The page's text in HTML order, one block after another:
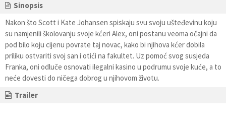
Sinopsis
Nakon što Scott i Kate Johansen spiskaju svu svoju ušteđevinu koju
su namjenili školovanju svoje kćeri Alex, oni postanu veoma očajni da
pod bilo koju cijenu povrate taj novac, kako bi njihova kćer dobila
priliku ostvariti svoj san i otići na fakultet. Uz pomoć svog susjeda
Franka, oni odluče osnovati ilegalni kasino u podrumu svoje kuće, a to
neće dovesti do ničega dobrog u njihovom životu.
Trailer